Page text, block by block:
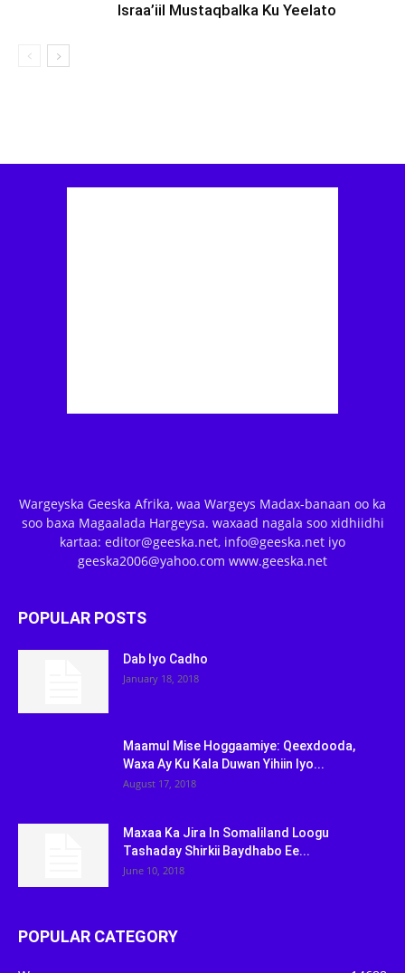
Israa’iil Mustaqbalka Ku Yeelato
Wargeyska Geeska Afrika, waa Wargeys Madax-banaan oo ka
soo baxa Magaalada Hargeysa. waxaad nagala soo xidhiidhi
kartaa: editor@geeska.net, info@geeska.net iyo
geeska2006@yahoo.com www.geeska.net
POPULAR POSTS
Dab Iyo Cadho
January 18, 2018
Maamul Mise Hoggaamiye: Qeexdooda,
Waxa Ay Ku Kala Duwan Yihiin Iyo...
August 17, 2018
Maxaa Ka Jira In Somaliland Loogu
Tashaday Shirkii Baydhabo Ee...
June 10, 2018
POPULAR CATEGORY